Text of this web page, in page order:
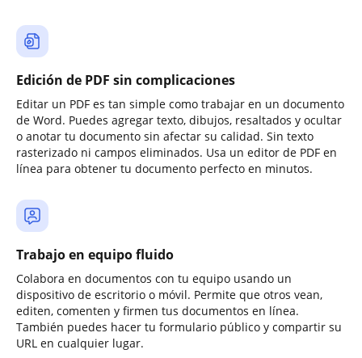
Edición de PDF sin complicaciones
Editar un PDF es tan simple como trabajar en un documento
de Word. Puedes agregar texto, dibujos, resaltados y ocultar
o anotar tu documento sin afectar su calidad. Sin texto
rasterizado ni campos eliminados. Usa un editor de PDF en
línea para obtener tu documento perfecto en minutos.
Trabajo en equipo fluido
Colabora en documentos con tu equipo usando un
dispositivo de escritorio o móvil. Permite que otros vean,
editen, comenten y firmen tus documentos en línea.
También puedes hacer tu formulario público y compartir su
URL en cualquier lugar.